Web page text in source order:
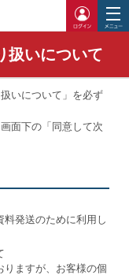
ログイ
扱いについて
いについて」を必ず
面下の「同意して次
発送のために利用し
りますが、お客様の個